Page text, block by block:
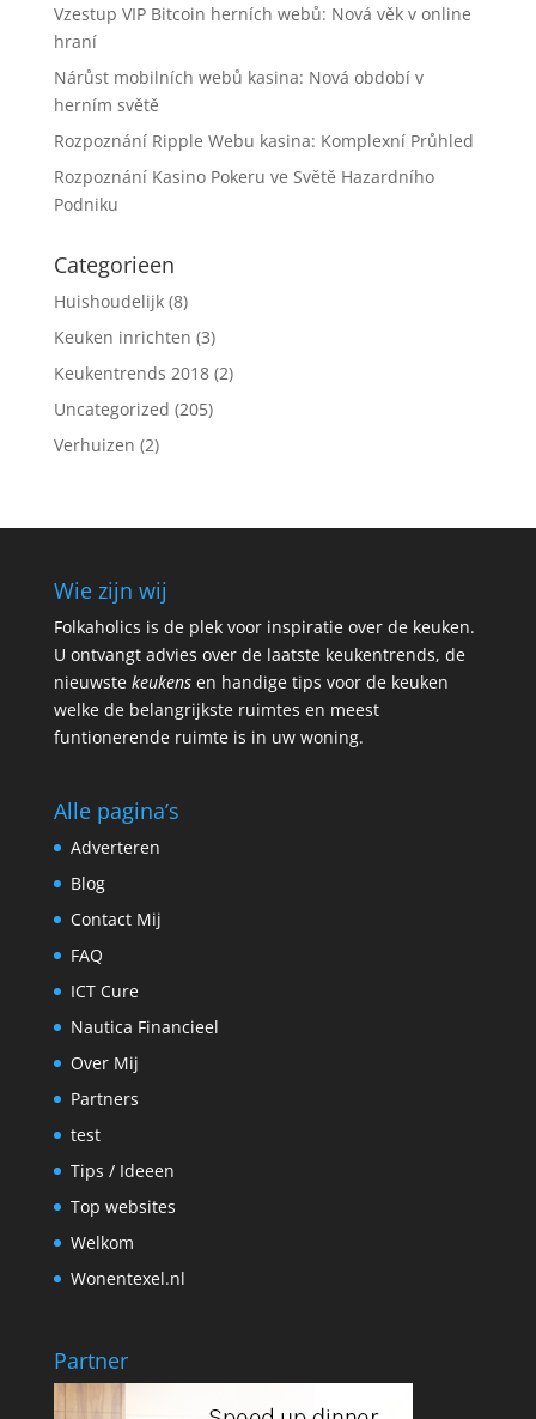
Vzestup VIP Bitcoin herních webů: Nová věk v online
hraní
Nárůst mobilních webů kasina: Nová období v
herním světě
Rozpoznání Ripple Webu kasina: Komplexní Průhled
Rozpoznání Kasino Pokeru ve Světě Hazardního
Podniku
Categorieen
Huishoudelijk(8)
Keuken inrichten (3)
Keukentrends 2018(2)
Uncategorized (205)
Verhuizen (2)
Wie zijn wij
Folkaholics is de plek voor inspiratie over de keuken.
U ontvangt advies over de laatste keukentrends, de
nieuwste keukensen handige tips voor de keuken
welke de belangrijkste ruimtes en meest
funtionerende ruimte is in uw woning.
Alle pagina’s
Adverteren
Blog
Contact Mij
FAQ
ICT Cure
Nautica Financieel
Over Mij
Partners
test
Tips / Ideeen
Top websites
Welkom
Wonentexel.nl
Partner